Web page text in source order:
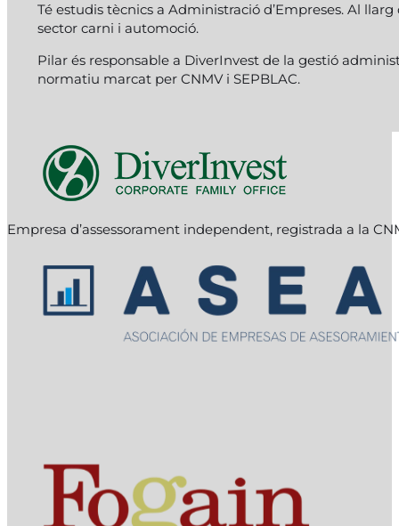
Té estudis tècnics a Administració d’Empreses. Al
sector carni i automoció.
Pilar és responsable a DiverInvest de la gestió
normatiu marcat per CNMV i SEPBLAC.
Empresa d’assessorament independent, registrada a la